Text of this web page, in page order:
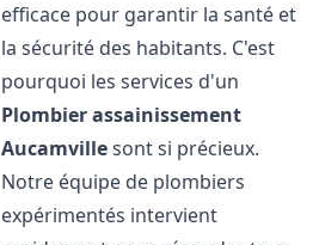
efficace pour garantir la santé et
la sécurité des habitants. C'est
pourquoi les services d'un
Plombier assainissement
Aucamvillesont si précieux.
Notre équipe de plombiers
expérimentés intervient